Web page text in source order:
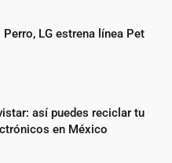
Perro, LG estrena línea Pet
así puedes reciclar tu
en México